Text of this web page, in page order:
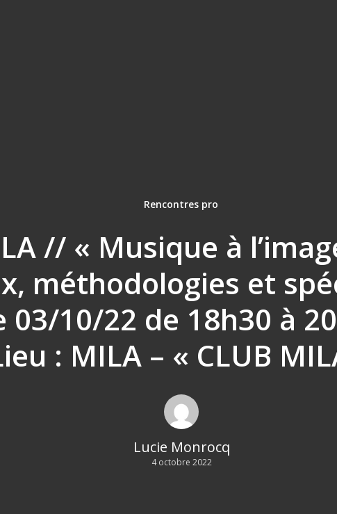
Rencontres pro
// « Musique à
méthodologies et
03/10/22 de 18h30 à
: MILA – « CLUB
Lucie Monrocq
4 octobre 2022